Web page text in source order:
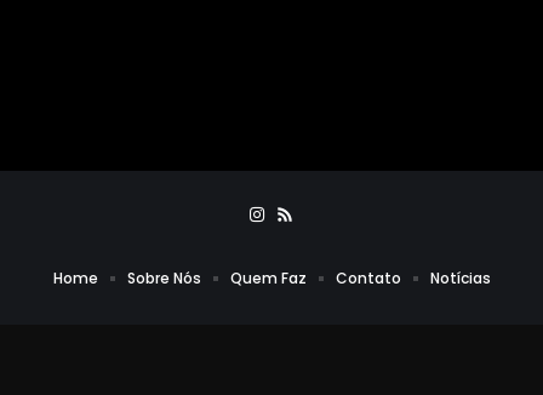
Home Sobre Nós Quem Faz Contato Notícias